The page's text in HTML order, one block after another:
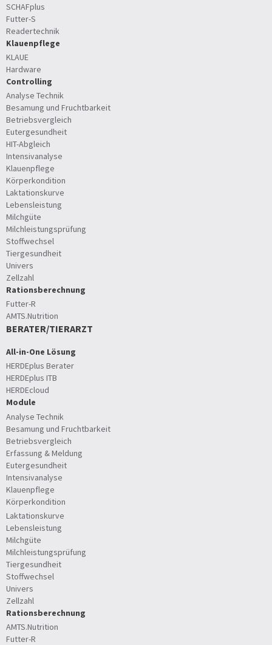
SCHAFplus
Futter-S
Readertechnik
Klauenpflege
KLAUE
Hardware
Controlling
Analyse Technik
Besamung und Fruchtbarkeit
Betriebsvergleich
Eutergesundheit
HIT-Abgleich
Intensivanalyse
Klauenpflege
Körperkondition
Laktationskurve
Lebensleistung
Milchgüte
Milchleistungsprüfung
Stoffwechsel
Tiergesundheit
Univers
Zellzahl
Rationsberechnung
Futter-R
AMTS.Nutrition
BERATER/TIERARZT
All-in-One Lösung
HERDEplus Berater
HERDEplus ITB
HERDEcloud
Module
Analyse Technik
Besamung und Fruchtbarkeit
Betriebsvergleich
Erfassung & Meldung
Eutergesundheit
Intensivanalyse
Klauenpflege
Körperkondition
Laktationskurve
Lebensleistung
Milchgüte
Milchleistungsprüfung
Tiergesundheit
Stoffwechsel
Univers
Zellzahl
Rationsberechnung
AMTS.Nutrition
Futter-R